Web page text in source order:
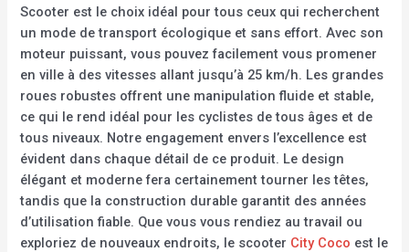
Scooter est le choix idéal pour tous ceux qui recherchent
un mode de transport écologique et sans effort. Avec son
moteur puissant, vous pouvez facilement vous promener
en ville à des vitesses allant jusqu’à 25 km/h. Les grandes
roues robustes offrent une manipulation fluide et stable,
ce qui le rend idéal pour les cyclistes de tous âges et de
tous niveaux. Notre engagement envers l’excellence est
évident dans chaque détail de ce produit. Le design
élégant et moderne fera certainement tourner les têtes,
tandis que la construction durable garantit des années
d’utilisation fiable. Que vous vous rendiez au travail ou
exploriez de nouveaux endroits, le scooter City Coco est le